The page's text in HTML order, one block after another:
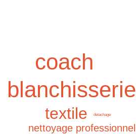
blanchisserie
coach
textile
nettoyage professionnel
détachage